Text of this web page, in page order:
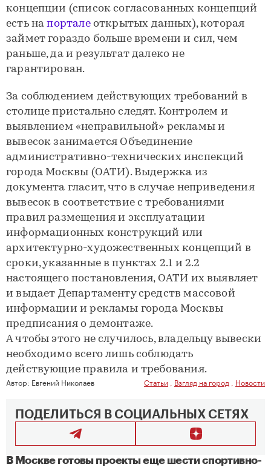
концепции (список согласованных концепций
есть напорталеоткрытых данных), которая
займет гораздо больше времени и сил, чем
раньше, да и результат далеко не
гарантирован.
За соблюдением действующих требований в
столице пристально следят. Контролем и
выявлением «неправильной» рекламы и
вывесок занимается Объединение
административно-технических инспекций
города Москвы (ОАТИ). Выдержка из
документа гласит, что в случае неприведения
вывесок в соответствие с требованиями
правил размещения и эксплуатации
информационных конструкций или
архитектурно-художественных концепций в
сроки, указанные в пунктах 2.1 и 2.2
настоящего постановления, ОАТИ их выявляет
и выдает Департаменту средств массовой
информации и рекламы города Москвы
предписания о демонтаже.
А чтобы этого не случилось, владельцу вывески
необходимо всего лишь соблюдать
действующие правила и требования.
Автор: Евгений Николаев Статьи Взгляд на город Новости
ПОДЕЛИТЬСЯ В СОЦИАЛЬНЫХ СЕТЯХ
В Москве готовы проекты еще шести спортивно-